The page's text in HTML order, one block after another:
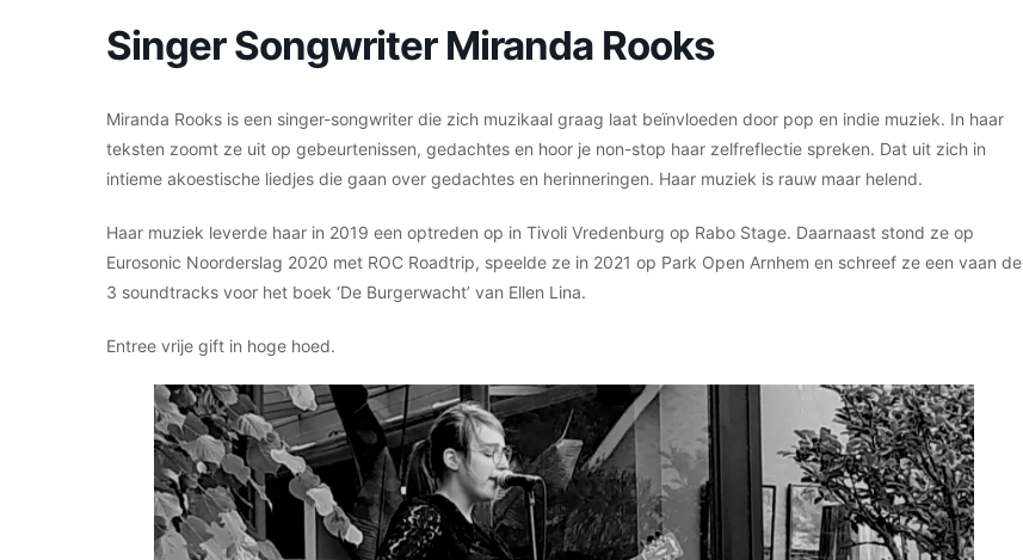
Singer Songwriter Miranda Rooks
Miranda Rooks is een singer-songwriter die zich muzikaal graag laat beïnvloeden door pop en indie muziek. In haar
teksten zoomt ze uit op gebeurtenissen, gedachtes en hoor je non-stop haar zelfreflectie spreken. Dat uit zich in
intieme akoestische liedjes die gaan over gedachtes en herinneringen. Haar muziek is rauw maar helend.
Haar muziek leverde haar in 2019 een optreden op in Tivoli Vredenburg op Rabo Stage. Daarnaast stond ze op
Eurosonic Noorderslag 2020 met ROC Roadtrip, speelde ze in 2021 op Park Open Arnhem en schreef ze een vaan de
3 soundtracks voor het boek ‘De Burgerwacht’ van Ellen Lina.
Entree vrije gift in hoge hoed.